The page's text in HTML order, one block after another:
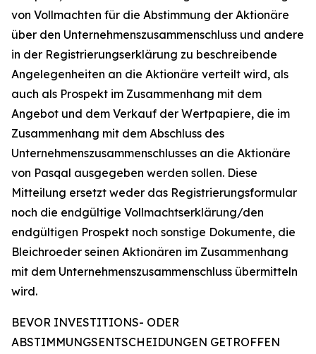
von Vollmachten für die Abstimmung der Aktionäre
über den Unternehmenszusammenschluss und andere
in der Registrierungserklärung zu beschreibende
Angelegenheiten an die Aktionäre verteilt wird, als
auch als Prospekt im Zusammenhang mit dem
Angebot und dem Verkauf der Wertpapiere, die im
Zusammenhang mit dem Abschluss des
Unternehmenszusammenschlusses an die Aktionäre
von Pasqal ausgegeben werden sollen. Diese
Mitteilung ersetzt weder das Registrierungsformular
noch die endgültige Vollmachtserklärung/den
endgültigen Prospekt noch sonstige Dokumente, die
Bleichroeder seinen Aktionären im Zusammenhang
mit dem Unternehmenszusammenschluss übermitteln
wird.
BEVOR INVESTITIONS- ODER
ABSTIMMUNGSENTSCHEIDUNGEN GETROFFEN